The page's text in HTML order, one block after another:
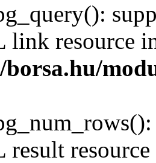
link resource
result